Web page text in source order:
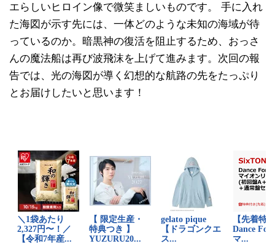
エらしいヒロイン像で微笑ましいものです。 手に入れ
た海図が示す先には、一体どのような未知の海域が待
っているのか。暗黒神の復活を阻止するため、おっさ
んの魔法船は再び波飛沫を上げて進みます。次回の報
告では、光の海図が導く幻想的な航路の先をたっぷり
とお届けしたいと思います！